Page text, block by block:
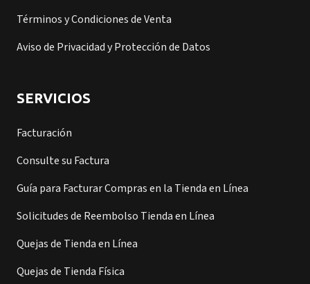
Términos y Condiciones de Venta
Aviso de Privacidad y Protección de Datos
SERVICIOS
Facturación
Consulte su Factura
Guía para Facturar Compras en la Tienda en Línea
Solicitudes de Reembolso Tienda en Línea
Quejas de Tienda en Línea
Quejas de Tienda Física